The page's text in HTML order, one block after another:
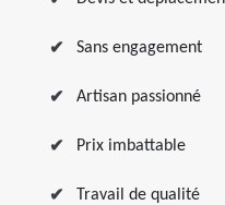
Sans engagement
Artisan passionné
Prix imbattable
Travail de qualité